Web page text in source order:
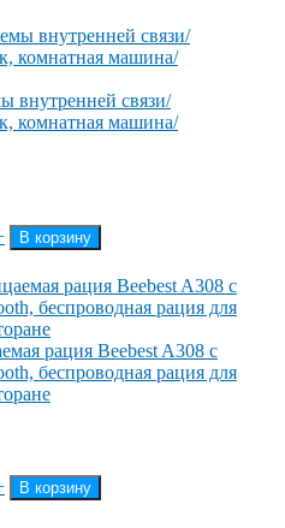
внутренней связи/
комнатная машина/
В корзину
рация Beebest A308 с
беспроводная рация для
В корзину